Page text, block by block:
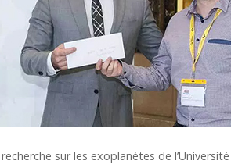
sur les exoplanètes de